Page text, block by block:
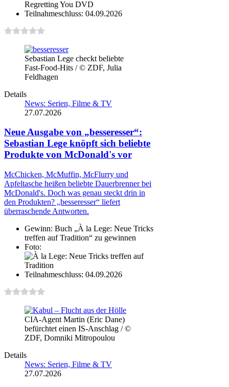
Teilnahmeschluss: 04.09.2026
Sebastian Lege checkt beliebte
Fast-Food-Hits / © ZDF, Julia
Feldhagen
Details
News: Serien, Filme & TV
27.07.2026
Neue Ausgabe von „besseresser“:
Sebastian Lege knöpft sich beliebte
Produkte von McDonald's vor
McChicken, McMuffin, McFlurry und
Apfeltasche heißen beliebte Dauerbrenner bei
McDonald's. Doch was genau steckt drin in
den Produkten? „besseresser“ liefert
überraschende Antworten.
Gewinn: Buch „À la Lege: Neue Tricks
treffen auf Tradition“ zu gewinnen
Foto:
Teilnahmeschluss: 04.09.2026
CIA-Agent Martin (Eric Dane)
befürchtet einen IS-Anschlag / ©
ZDF, Domniki Mitropoulou
Details
News: Serien, Filme & TV
27.07.2026